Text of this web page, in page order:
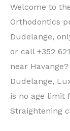
Welcome to
Orthodontics
Dudelange,
or call +352
near
Dudelange,
is no age limit
Straightening